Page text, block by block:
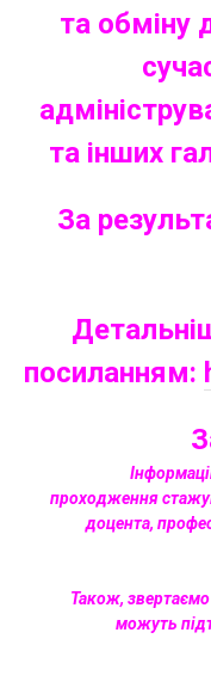
та обміну
та інших
За
посиланням:
проходження
доцента,
Також, звертаємо
можуть